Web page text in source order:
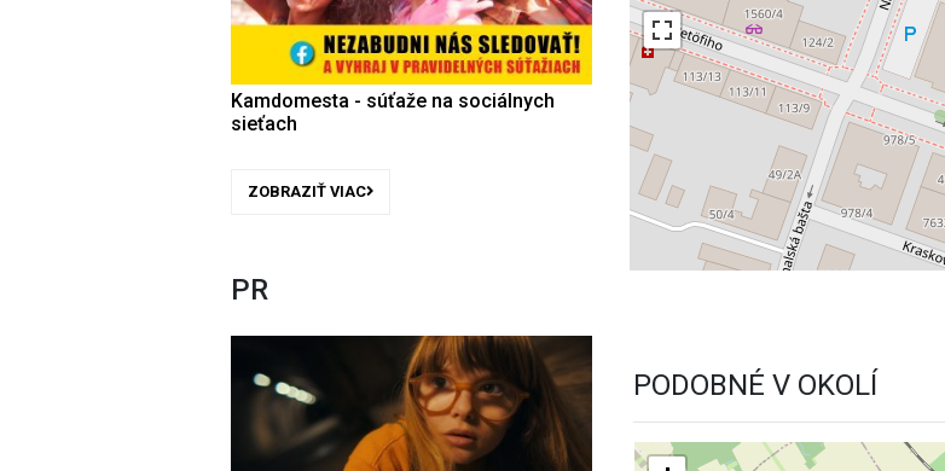
Kamdomesta - súťaže na sociálnych
sieťach
ZOBRAZIŤ VIAC
PR
PODOBNÉ V OKOLÍ